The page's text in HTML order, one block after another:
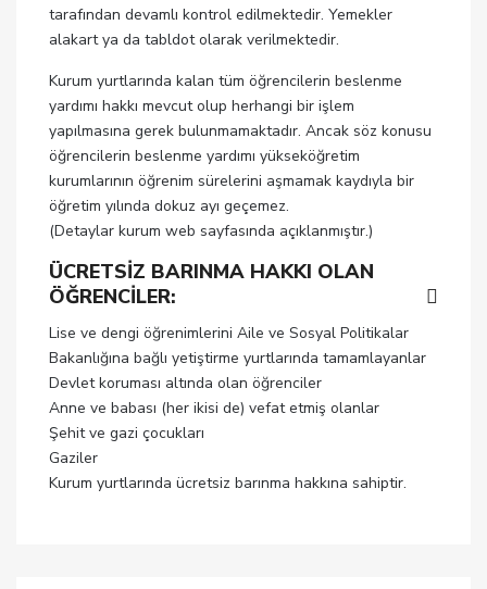
tarafından devamlı kontrol edilmektedir. Yemekler
alakart ya da tabldot olarak verilmektedir.
Kurum yurtlarında kalan tüm öğrencilerin beslenme
yardımı hakkı mevcut olup herhangi bir işlem
yapılmasına gerek bulunmamaktadır. Ancak söz konusu
öğrencilerin beslenme yardımı yükseköğretim
kurumlarının öğrenim sürelerini aşmamak kaydıyla bir
öğretim yılında dokuz ayı geçemez.
(Detaylar kurum web sayfasında açıklanmıştır.)
ÜCRETSİZ BARINMA HAKKI OLAN
ÖĞRENCİLER:
Lise ve dengi öğrenimlerini Aile ve Sosyal Politikalar
Bakanlığına bağlı yetiştirme yurtlarında tamamlayanlar
Devlet koruması altında olan öğrenciler
Anne ve babası (her ikisi de) vefat etmiş olanlar
Şehit ve gazi çocukları
Gaziler
Kurum yurtlarında ücretsiz barınma hakkına sahiptir.